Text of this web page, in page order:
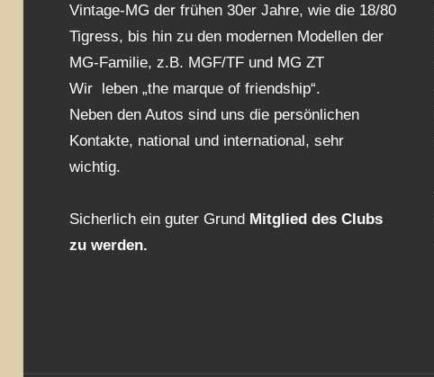
Vintage-MG der frühen 30er Jahre, wie die 18/80
Tigress, bis hin zu den modernen Modellen der
MG-Familie, z.B. MGF/TF und MG ZT
Wir leben „the marque of friendship“.
Neben den Autos sind uns die persönlichen
Kontakte, national und international, sehr
wichtig.
Sicherlich ein guter Grund Mitglied des Clubs
zu werden.